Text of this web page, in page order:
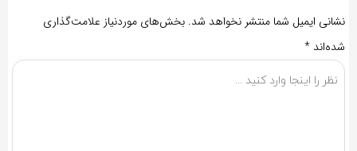
نشانی ایمیل شما منتشر نخواهد شد. بخش‌های موردنیاز علامت‌گذاری
شده‌اند *